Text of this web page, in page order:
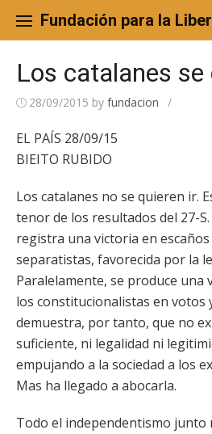
content
Fundación para la
Los catalanes se
28/09/2015 by fundacion /
EL PAÍS 28/09/15
BIEITO RUBIDO
Los catalanes no se quieren ir.
tenor de los resultados del 27-
registra una victoria en
separatistas, favorecida por la
Paralelamente, se produce una
los constitucionalistas en votos
demuestra, por tanto, que no
suficiente, ni legalidad ni
empujando a la sociedad a los
Mas ha llegado a abocarla.
Todo el independentismo junto